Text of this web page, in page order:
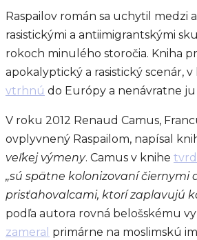
Raspailov román sa uchytil medzi
rasistickými a antiimigrantskými
rokoch minulého storočia. Kniha
apokalyptický a rasistický scenár,
vtrhnú do Európy a nenávratne ju
V roku 2012 Renaud Camus,
ovplyvnený Raspailom, napísal
veľkej výmeny. Camus v knihe
„sú spätne kolonizovaní čiernymi
prisťahovalcami, ktorí zaplavujú
podľa autora rovná belošskému
zameral primárne na moslimskú